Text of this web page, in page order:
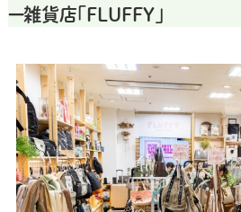
ー雑貨店「FLUFFY」